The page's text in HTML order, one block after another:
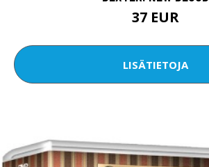
37 EUR
LISÄTIETOJA